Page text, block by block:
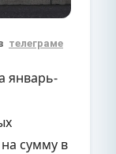
телеграме
январь-
сумму в